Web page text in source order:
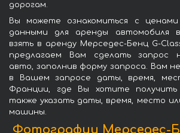
дорогам.
Вы можете ознакомиться с
данными для аренды автомобиля
взять в аренду Мерседес-Бенц G-
предлагаем Вам сделать запрос
авто, заполнив форму запроса. Вам
в Вашем запросе даты, время,
Франции, где Вы хотите
также указать даты, время, место
машины.
Фотографии Мерседес-